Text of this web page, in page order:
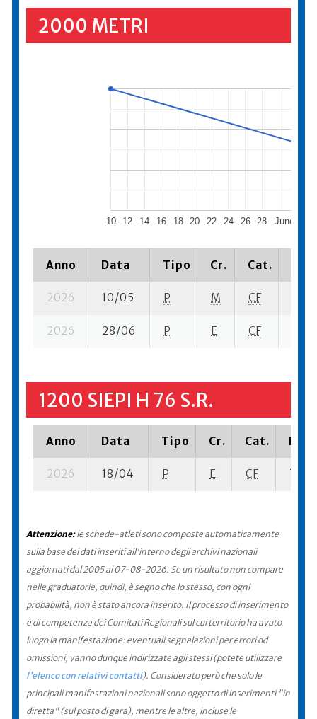
2000 METRI
June 2026
10 12 14 16 18 20 22 24 26 28
Anno Data Tipo Cr. Cat.
2026 10/05 P M CF
2026 28/06 P E CF
1200 SIEPI H 76 S.R.
Anno Data Tipo Cr. Cat.
2026 18/04 P E CF 7 su-
Attenzione:le schede-atleti sono composte automaticamente
sulla base dei dati inseriti all'interno degli archivi nazionali
aggiornati dal 2005 al 07-08-2026. Se un risultato non compare
nelle graduatorie, quindi, è segno che lo stesso, con ogni
probabilità, non è stato ancora inserito. Il processo di inserimento
è di competenza dei Comitati Regionali sul cui territorio ha avuto
luogo la manifestazione: eventuali segnalazioni per errori od
omissioni, vanno dunque indirizzate agli stessi (potete utilizzare
l'elenco con relativi contatti). Considerato però che solo le
principali manifestazioni nazionali sono oggetto di inserimenti "in
diretta" (sul posto di gara), mentre le altre, incluse le